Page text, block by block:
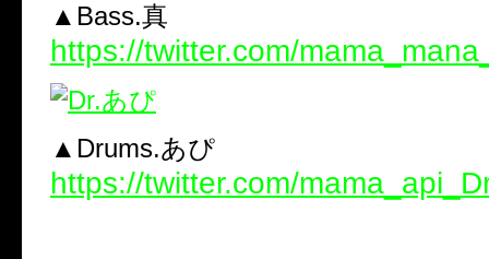
▲Bass.真
https://twitter.com/
▲Drums.あぴ
https://twitter.com/